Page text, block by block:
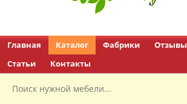
Главная Каталог Фабрики Отзывы
Статьи
Контакты